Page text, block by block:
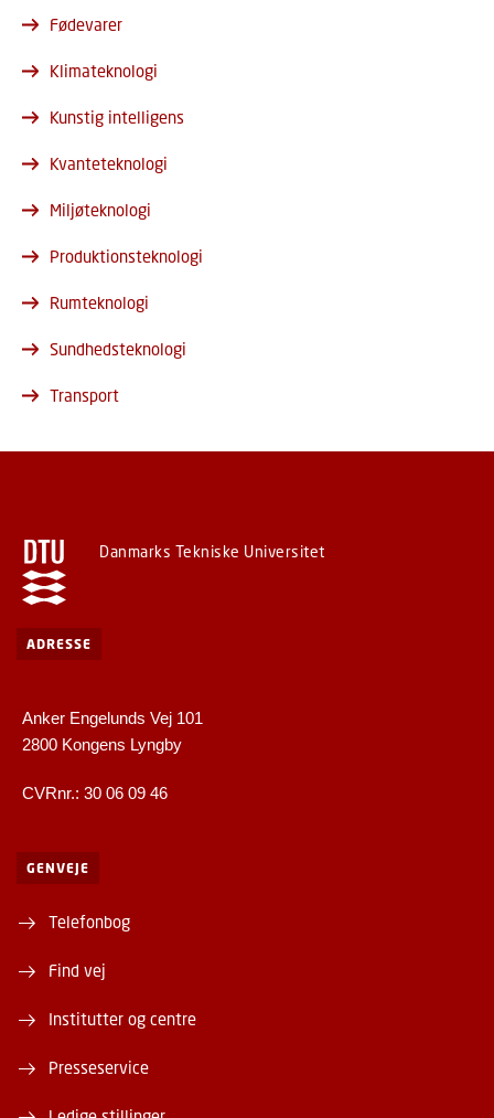
Fødevarer
Klimateknologi
Kunstig intelligens
Kvanteteknologi
Miljøteknologi
Produktionsteknologi
Rumteknologi
Sundhedsteknologi
Transport
Danmarks Tekniske Universitet
ADRESSE
Anker Engelunds Vej 101
2800 Kongens Lyngby
CVRnr.: 30 06 09 46
GENVEJE
Telefonbog
Find vej
Institutter og centre
Presseservice